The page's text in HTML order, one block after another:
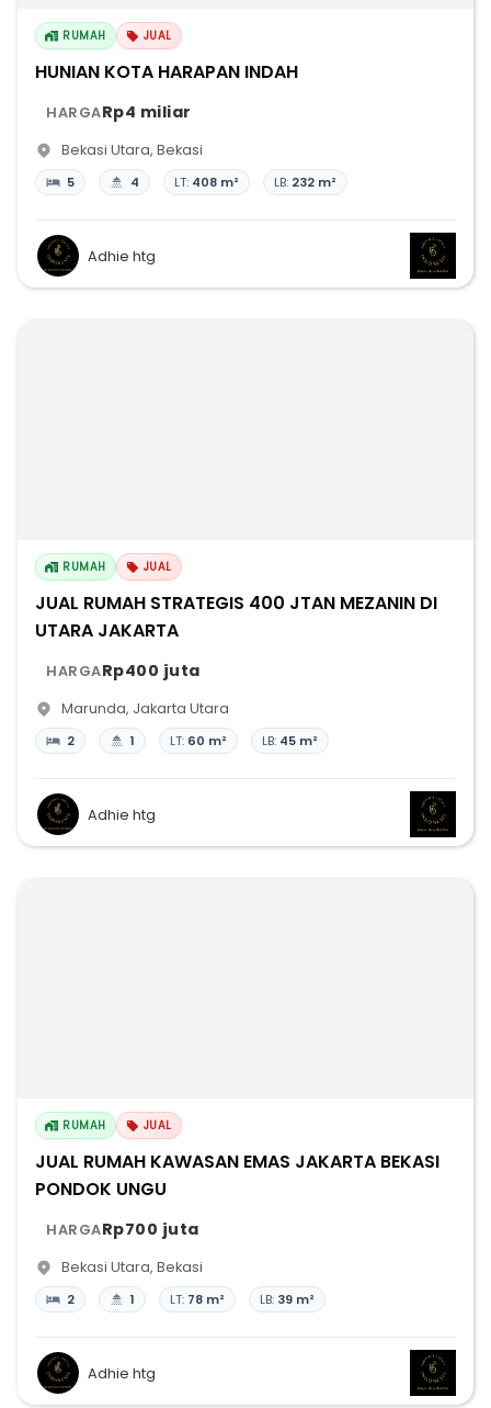
RUMAH JUAL
HUNIAN KOTA HARAPAN INDAH
HARGARp4 miliar
Bekasi Utara, Bekasi
5 4 LT: 408 m² LB: 232 m²
Adhie htg
RUMAH JUAL
JUAL RUMAH STRATEGIS 400 JTAN MEZANIN DI
UTARA JAKARTA
HARGARp400 juta
Marunda, Jakarta Utara
2 1 LT: 60 m² LB: 45 m²
Adhie htg
RUMAH JUAL
JUAL RUMAH KAWASAN EMAS JAKARTA BEKASI
PONDOK UNGU
HARGARp700 juta
Bekasi Utara, Bekasi
2 1 LT: 78 m² LB: 39 m²
Adhie htg